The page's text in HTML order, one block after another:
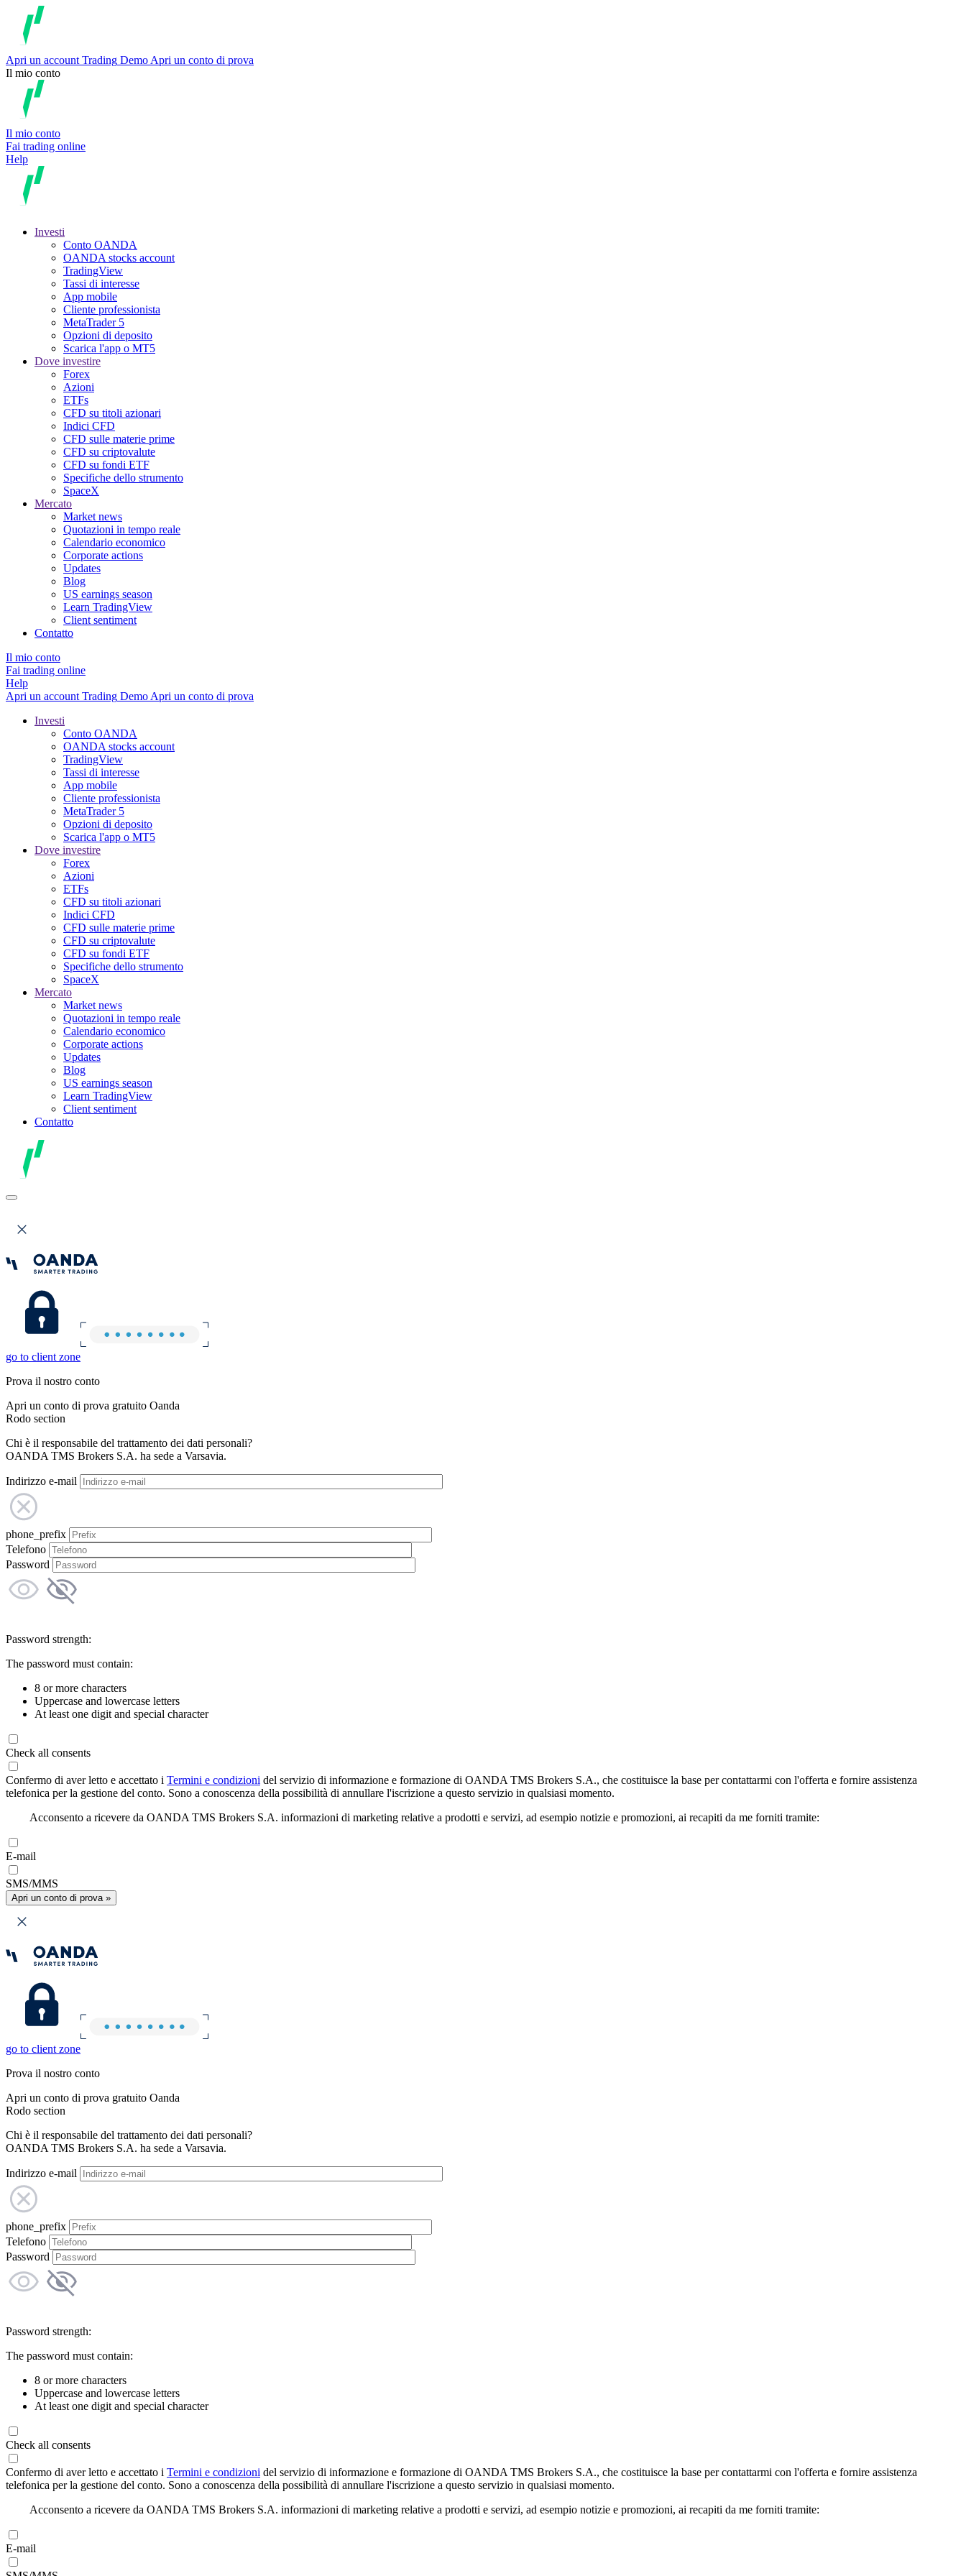
Apri un account Trading Demo Apri un conto di prova
Il mio conto
Il mio conto
Fai trading online
Help
Investi
Conto OANDA
OANDA stocks account
TradingView
Tassi di interesse
App mobile
Cliente professionista
MetaTrader 5
Opzioni di deposito
Scarica l'app o MT5
Dove investire
Forex
Azioni
ETFs
CFD su titoli azionari
Indici CFD
CFD sulle materie prime
CFD su criptovalute
CFD su fondi ETF
Specifiche dello strumento
SpaceX
Mercato
Market news
Quotazioni in tempo reale
Calendario economico
Corporate actions
Updates
Blog
US earnings season
Learn TradingView
Client sentiment
Contatto
Il mio conto
Fai trading online
Help
Apri un account Trading Demo Apri un conto di prova
Investi
Conto OANDA
OANDA stocks account
TradingView
Tassi di interesse
App mobile
Cliente professionista
MetaTrader 5
Opzioni di deposito
Scarica l'app o MT5
Dove investire
Forex
Azioni
ETFs
CFD su titoli azionari
Indici CFD
CFD sulle materie prime
CFD su criptovalute
CFD su fondi ETF
Specifiche dello strumento
SpaceX
Mercato
Market news
Quotazioni in tempo reale
Calendario economico
Corporate actions
Updates
Blog
US earnings season
Learn TradingView
Client sentiment
Contatto
go to client zone
Prova il nostro conto
Apri un conto di prova gratuito Oanda
Rodo section
Chi è il responsabile del trattamento dei dati personali?
OANDA TMS Brokers S.A. ha sede a Varsavia.
Indirizzo e-mail
phone_prefix
Telefono
Password
Password strength:
The password must contain:
8 or more characters
Uppercase and lowercase letters
At least one digit and special character
Check all consents
Confermo di aver letto e accettato i Termini e condizioni del servizio di informazione e formazione di OANDA TMS Brokers S.A., che costituisce la base per contattarmi con l'offerta e fornire assistenza
telefonica per la gestione del conto. Sono a conoscenza della possibilità di annullare l'iscrizione a questo servizio in qualsiasi momento.
Acconsento a ricevere da OANDA TMS Brokers S.A. informazioni di marketing relative a prodotti e servizi, ad esempio notizie e promozioni, ai recapiti da me forniti tramite:
E-mail
SMS/MMS
Apri un conto di prova »
go to client zone
Prova il nostro conto
Apri un conto di prova gratuito Oanda
Rodo section
Chi è il responsabile del trattamento dei dati personali?
OANDA TMS Brokers S.A. ha sede a Varsavia.
Indirizzo e-mail
phone_prefix
Telefono
Password
Password strength:
The password must contain:
8 or more characters
Uppercase and lowercase letters
At least one digit and special character
Check all consents
Confermo di aver letto e accettato i Termini e condizioni del servizio di informazione e formazione di OANDA TMS Brokers S.A., che costituisce la base per contattarmi con l'offerta e fornire assistenza
telefonica per la gestione del conto. Sono a conoscenza della possibilità di annullare l'iscrizione a questo servizio in qualsiasi momento.
Acconsento a ricevere da OANDA TMS Brokers S.A. informazioni di marketing relative a prodotti e servizi, ad esempio notizie e promozioni, ai recapiti da me forniti tramite:
E-mail